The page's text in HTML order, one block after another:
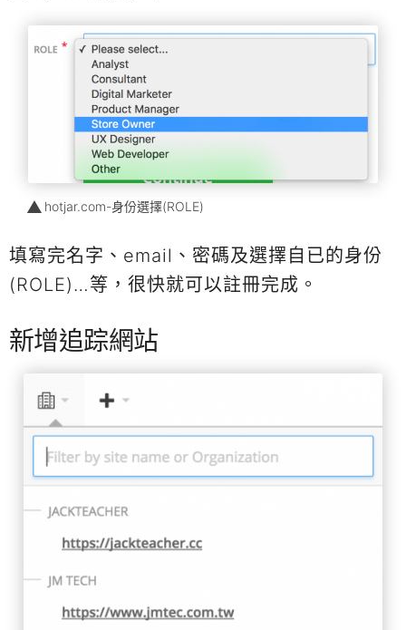
hotjar.com-身份選擇(ROLE)
填寫完名字、email、密碼及選擇自已的身份
(ROLE)…等，很快就可以註冊完成。
新增追踪網站